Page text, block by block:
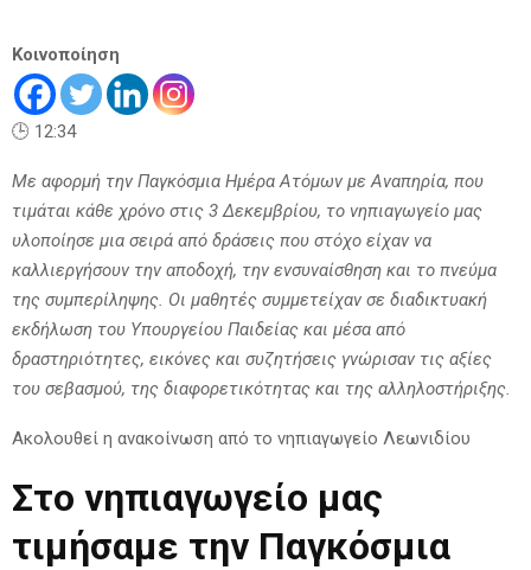
Κοινοποίηση
🕒 12:34
Με αφορμή την Παγκόσμια Ημέρα Ατόμων με Αναπηρία, που
τιμάται κάθε χρόνο στις 3 Δεκεμβρίου, το νηπιαγωγείο μας
υλοποίησε μια σειρά από δράσεις που στόχο είχαν να
καλλιεργήσουν την αποδοχή, την ενσυναίσθηση και το πνεύμα
της συμπερίληψης. Οι μαθητές συμμετείχαν σε διαδικτυακή
εκδήλωση του Υπουργείου Παιδείας και μέσα από
δραστηριότητες, εικόνες και συζητήσεις γνώρισαν τις αξίες
του σεβασμού, της διαφορετικότητας και της αλληλοστήριξης.
Ακολουθεί η ανακοίνωση από το νηπιαγωγείο Λεωνιδίου
Στο νηπιαγωγείο μας
τιμήσαμε την Παγκόσμια